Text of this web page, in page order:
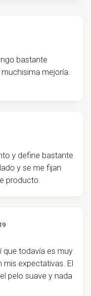
bastante
mejoría.
y define bastante
y se me fijan
producto.
que todavía es muy
expectativas. El
pelo suave y nada